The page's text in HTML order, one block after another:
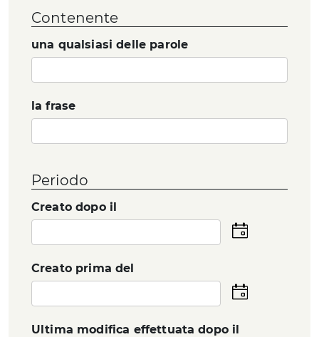
Contenente
una qualsiasi delle parole
la frase
Periodo
Creato dopo il
Seleziona
la
Creato prima del
Seleziona
la
Ultima modifica effettuata dopo il